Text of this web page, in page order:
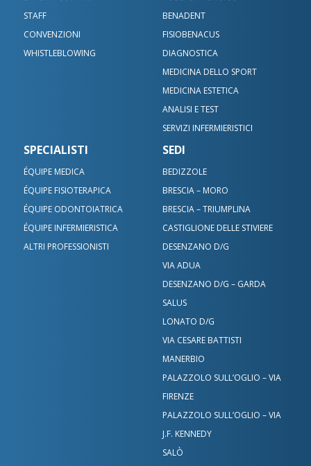
STAFF
CONVENZIONI
WHISTLEBLOWING
BENADENT
FISIOBENACUS
DIAGNOSTICA
MEDICINA DELLO SPORT
MEDICINA ESTETICA
ANALISI E TEST
SERVIZI INFERMIERISTICI
SPECIALISTI
ÉQUIPE MEDICA
ÉQUIPE FISIOTERAPICA
ÉQUIPE ODONTOIATRICA
ÉQUIPE INFERMIERISTICA
ALTRI PROFESSIONISTI
SEDI
BEDIZZOLE
BRESCIA – MORO
BRESCIA – TRIUMPLINA
CASTIGLIONE DELLE STIVIERE
DESENZANO D/G
VIA ADUA
DESENZANO D/G – GARDA
SALUS
LONATO D/G
VIA CESARE BATTISTI
MANERBIO
PALAZZOLO SULL’OGLIO – VIA
FIRENZE
PALAZZOLO SULL’OGLIO – VIA
J.F. KENNEDY
SALÒ